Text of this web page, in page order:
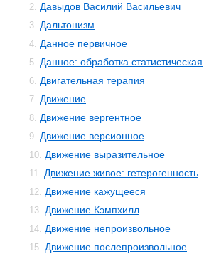
2. Давыдов Василий Васильевич
3. Дальтонизм
4. Данное первичное
5. Данное: обработка статистическая
6. Двигательная терапия
7. Движение
8. Движение вергентное
9. Движение версионное
10. Движение выразительное
11. Движение живое: гетерогенность
12. Движение кажущееся
13. Движение Кэмпхилл
14. Движение непроизвольное
15. Движение послепроизвольное